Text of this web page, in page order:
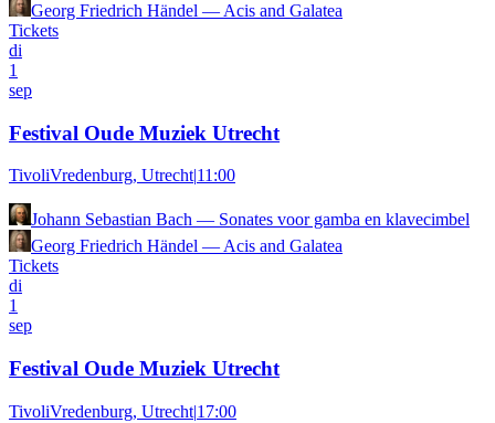
Georg Friedrich Händel — Acis and Galatea
Tickets
di
1
sep
Festival Oude Muziek Utrecht
TivoliVredenburg, Utrecht|11:00
Johann Sebastian Bach — Sonates voor gamba en klavecimbel
Georg Friedrich Händel — Acis and Galatea
Tickets
di
1
sep
Festival Oude Muziek Utrecht
TivoliVredenburg, Utrecht|17:00